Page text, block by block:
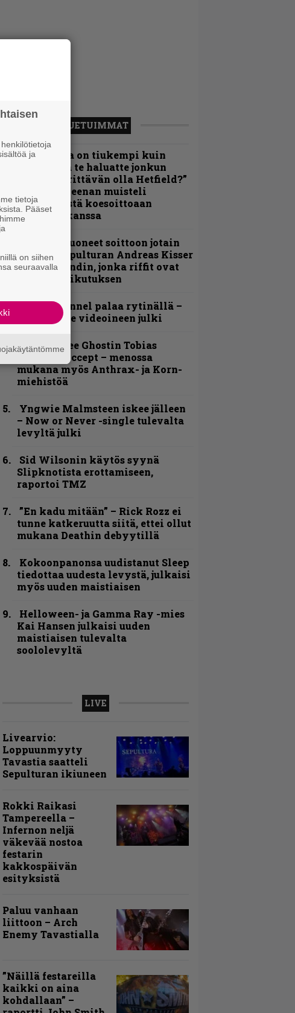
LUETUIMMAT
”Metallica on tiukempi kuin
koskaan ja te haluatte jonkun
nulikan yrittävän olla Hetfield?”
– Pepper Keenan muisteli
ensimmäistä koesoittoaan
hevijätin kanssa
”He ovat tuoneet soittoon jotain
uutta” – Sepulturan Andreas Kisser
nimeää bändin, jonka riffit ovat
tehneet vaikutuksen
Blind Channel palaa rytinällä –
tuplasingle videoineen julki
Näin lähtee Ghostin Tobias
Forgelta Accept – menossa
mukana myös Anthrax- ja Korn-
miehistöä
Yngwie Malmsteen iskee jälleen
– Now or Never -single tulevalta
levyltä julki
Sid Wilsonin käytös syynä
Slipknotista erottamiseen,
raportoi TMZ
”En kadu mitään” – Rick Rozz ei
tunne katkeruutta siitä, ettei ollut
mukana Deathin debyytillä
Kokoonpanonsa uudistanut Sleep
tiedottaa uudesta levystä, julkaisi
myös uuden maistiaisen
Helloween- ja Gamma Ray -mies
Kai Hansen julkaisi uuden
maistiaisen tulevalta
soololevyltä
LIVE
Livearvio:
Loppuunmyyty
Tavastia saatteli
Sepulturan ikiuneen
Rokki Raikasi
Tampereella –
Infernon neljä
väkevää nostoa
festarin
kakkospäivän
esityksistä
Paluu vanhaan
liittoon – Arch
Enemy Tavastialla
”Näillä festareilla
kaikki on aina
kohdallaan” –
ja
tietoja
Pääset
on siihen
seuraavalla